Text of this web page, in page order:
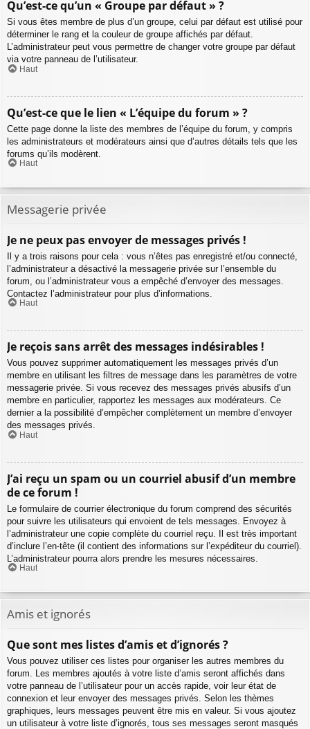
Qu’est-ce qu’un « Groupe par défaut » ?
Si vous êtes membre de plus d’un groupe, celui par défaut est utilisé pour
déterminer le rang et la couleur de groupe affichés par défaut.
L’administrateur peut vous permettre de changer votre groupe par défaut
via votre panneau de l’utilisateur.
Haut
Qu’est-ce que le lien « L’équipe du forum » ?
Cette page donne la liste des membres de l’équipe du forum, y compris
les administrateurs et modérateurs ainsi que d’autres détails tels que les
forums qu’ils modèrent.
Haut
Messagerie privée
Je ne peux pas envoyer de messages privés !
Il y a trois raisons pour cela : vous n’êtes pas enregistré et/ou connecté,
l’administrateur a désactivé la messagerie privée sur l’ensemble du
forum, ou l’administrateur vous a empêché d’envoyer des messages.
Contactez l’administrateur pour plus d’informations.
Haut
Je reçois sans arrêt des messages indésirables !
Vous pouvez supprimer automatiquement les messages privés d’un
membre en utilisant les filtres de message dans les paramètres de votre
messagerie privée. Si vous recevez des messages privés abusifs d’un
membre en particulier, rapportez les messages aux modérateurs. Ce
dernier a la possibilité d’empêcher complètement un membre d’envoyer
des messages privés.
Haut
J’ai reçu un spam ou un courriel abusif d’un membre
de ce forum !
Le formulaire de courrier électronique du forum comprend des sécurités
pour suivre les utilisateurs qui envoient de tels messages. Envoyez à
l’administrateur une copie complète du courriel reçu. Il est très important
d’inclure l’en-tête (il contient des informations sur l’expéditeur du courriel).
L’administrateur pourra alors prendre les mesures nécessaires.
Haut
Amis et ignorés
Que sont mes listes d’amis et d’ignorés ?
Vous pouvez utiliser ces listes pour organiser les autres membres du
forum. Les membres ajoutés à votre liste d’amis seront affichés dans
votre panneau de l’utilisateur pour un accès rapide, voir leur état de
connexion et leur envoyer des messages privés. Selon les thèmes
graphiques, leurs messages peuvent être mis en valeur. Si vous ajoutez
un utilisateur à votre liste d’ignorés, tous ses messages seront masqués